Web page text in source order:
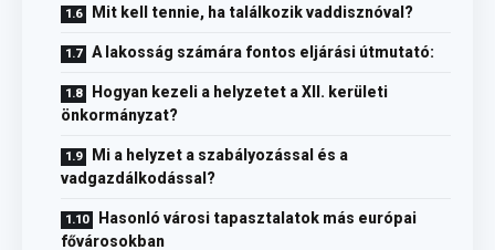
Mit kell tennie, ha találkozik vaddisznóval?
A lakosság számára fontos eljárási útmutató:
Hogyan kezeli a helyzetet a XII. kerületi
önkormányzat?
Mi a helyzet a szabályozással és a
vadgazdálkodással?
Hasonló városi tapasztalatok más európai
fővárosokban